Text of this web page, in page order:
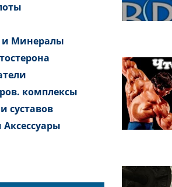
Минералы
комплексы
суставов